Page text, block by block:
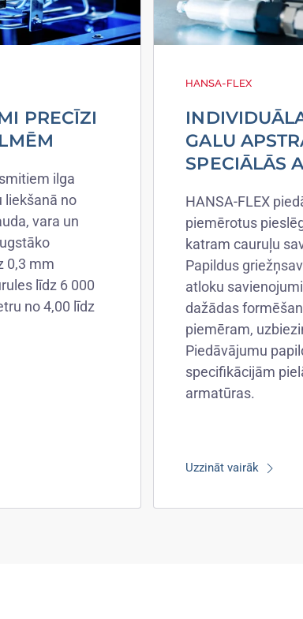
PRECĪZI
ilga
liekšanā no
vara un
0,3 mm
līdz 6 000
no 4,00 līdz
HANSA-FLEX
GALU
SPECIĀLĀS
HANSA-FLEX
piemērotus
katram cauruļu
Papildus
atloku
dažādas
piemēram,
Piedāvājumu
specifikācijām
armatūras.
Uzzināt vairāk